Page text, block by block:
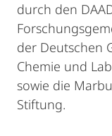
durch den
der Deutschen
Chemie und
sowie die
Stiftung.